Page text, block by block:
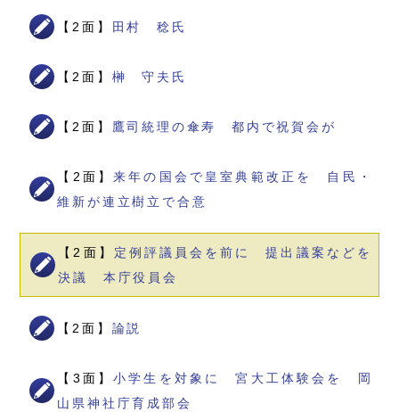
【2面】 田村 稔氏
【2面】 榊 守夫氏
【2面】 鷹司統理の傘寿 都内で祝賀会が
【2面】来年の国会で皇室典範改正を 自民・
維新が連立樹立で合意
【2面】 定例評議員会を前に 提出議案などを
決議 本庁役員会
【2面】 論説
【3面】小学生を対象に 宮大工体験会を 岡
山県神社庁育成部会